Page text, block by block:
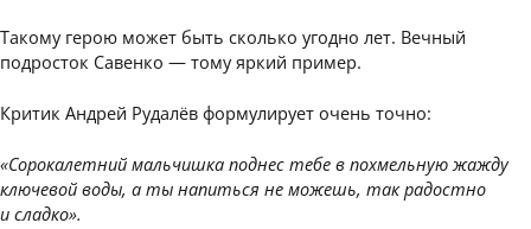
Такому герою может быть сколько угодно лет. Вечный
подросток Савенко — тому яркий пример.
Критик Андрей Рудалёв формулирует очень точно:
«Сорокалетний мальчишка поднес тебе в похмельную жажду
ключевой воды, а ты напиться не можешь, так радостно
и сладко».